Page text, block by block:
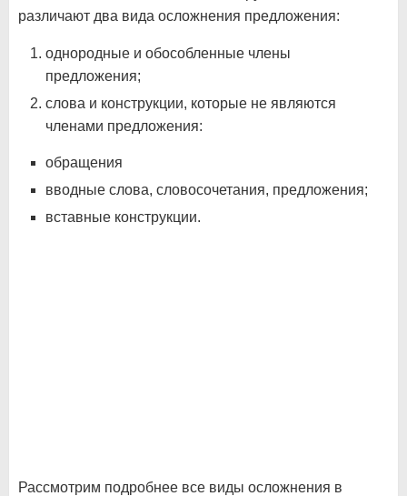
различают два вида осложнения предложения:
однородные и обособленные члены
предложения;
слова и конструкции, которые не являются
членами предложения:
обращения
вводные слова, словосочетания, предложения;
вставные конструкции.
Рассмотрим подробнее все виды осложнения в